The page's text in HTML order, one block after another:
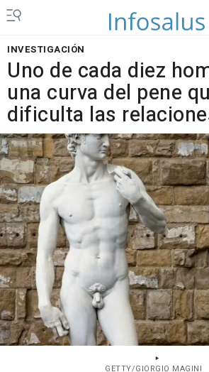
INVESTIGACIÓN
Uno de cada diez
una curva del pene
dificulta las
GETTY/GIORGIO MAGINI